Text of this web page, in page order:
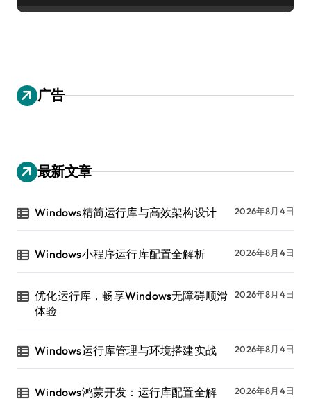
广告
最新文章
Windows精简运行库与高效架构设计 2026年8月4日
Windows小程序运行库配置全解析 2026年8月4日
优化运行库，畅享Windows无障碍顺滑
体验
2026年8月4日
Windows运行库管理与环境搭建实战 2026年8月4日
Windows鸿蒙开发：运行库配置全解 2026年8月4日